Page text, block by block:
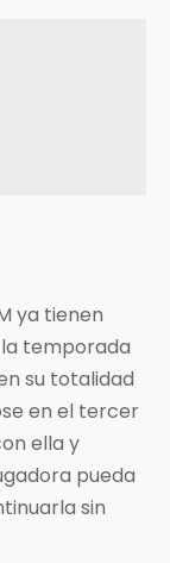
ya tienen
temporada
su totalidad
en el tercer
ella y
pueda
sin